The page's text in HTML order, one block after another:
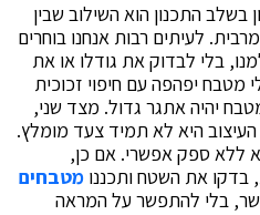
התכנון הוא השילוב שבין
לעיתים רבות אנחנו בוחרים
בלי לבדוק את גודלו או את
מטבח יפהפה עם חיפוי זכוכית
יהיה אתגר גדול. מצד שני,
היא לא תמיד צעד מומלץ.
ללא ספק אפשרי. אם כן,
בדקו את השטח ותכננו מטבחים
בלי להתפשר על המראה